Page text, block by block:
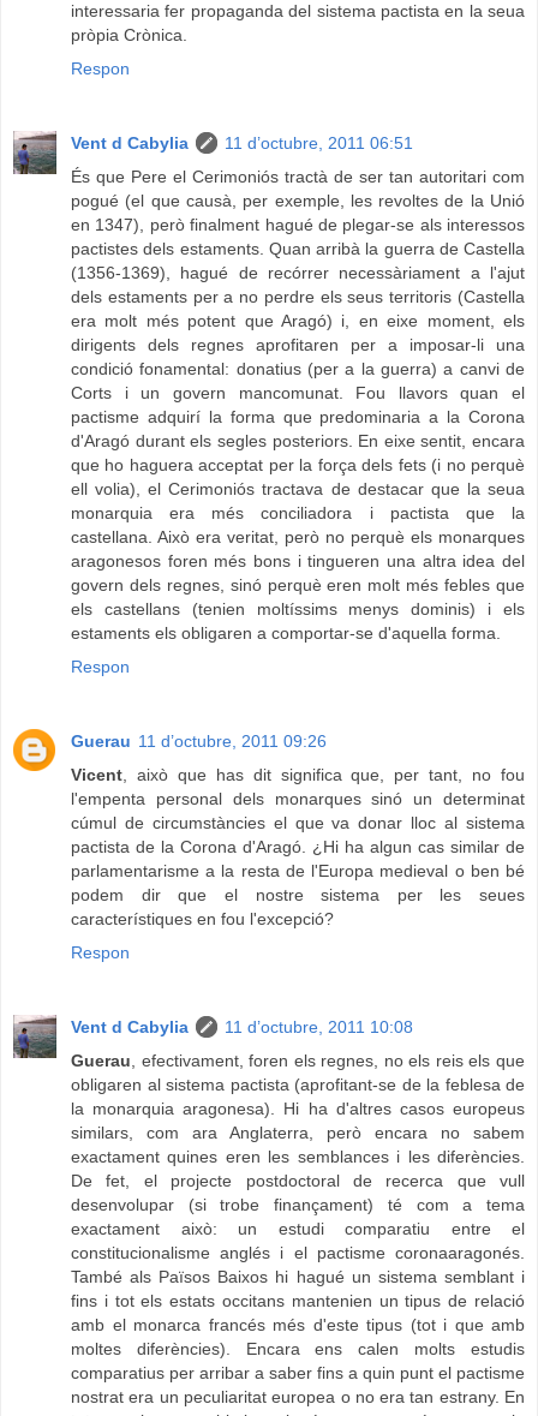
interessaria fer propaganda del sistema pactista en la seua
pròpia Crònica.
Respon
Vent d Cabylia
11 d’octubre, 2011 06:51
És que Pere el Cerimoniós tractà de ser tan autoritari com
pogué (el que causà, per exemple, les revoltes de la Unió
en 1347), però finalment hagué de plegar-se als interessos
pactistes dels estaments. Quan arribà la guerra de Castella
(1356-1369), hagué de recórrer necessàriament a l'ajut
dels estaments per a no perdre els seus territoris (Castella
era molt més potent que Aragó) i, en eixe moment, els
dirigents dels regnes aprofitaren per a imposar-li una
condició fonamental: donatius (per a la guerra) a canvi de
Corts i un govern mancomunat. Fou llavors quan el
pactisme adquirí la forma que predominaria a la Corona
d'Aragó durant els segles posteriors. En eixe sentit, encara
que ho haguera acceptat per la força dels fets (i no perquè
ell volia), el Cerimoniós tractava de destacar que la seua
monarquia era més conciliadora i pactista que la
castellana. Això era veritat, però no perquè els monarques
aragonesos foren més bons i tingueren una altra idea del
govern dels regnes, sinó perquè eren molt més febles que
els castellans (tenien moltíssims menys dominis) i els
estaments els obligaren a comportar-se d'aquella forma.
Respon
Guerau 11 d’octubre, 2011 09:26
Vicent , això que has dit significa que, per tant, no fou
l'empenta personal dels monarques sinó un determinat
cúmul de circumstàncies el que va donar lloc al sistema
pactista de la Corona d'Aragó. ¿Hi ha algun cas similar de
parlamentarisme a la resta de l'Europa medieval o ben bé
podem dir que el nostre sistema per les seues
característiques en fou l'excepció?
Respon
Vent d Cabylia
11 d’octubre, 2011 10:08
Guerau , efectivament, foren els regnes, no els reis els que
obligaren al sistema pactista (aprofitant-se de la feblesa de
la monarquia aragonesa). Hi ha d'altres casos europeus
similars, com ara Anglaterra, però encara no sabem
exactament quines eren les semblances i les diferències.
De fet, el projecte postdoctoral de recerca que vull
desenvolupar (si trobe finançament) té com a tema
exactament això: un estudi comparatiu entre el
constitucionalisme anglés i el pactisme coronaaragonés.
També als Països Baixos hi hagué un sistema semblant i
fins i tot els estats occitans mantenien un tipus de relació
amb el monarca francés més d'este tipus (tot i que amb
moltes diferències). Encara ens calen molts estudis
comparatius per arribar a saber fins a quin punt el pactisme
nostrat era un peculiaritat europea o no era tan estrany. En